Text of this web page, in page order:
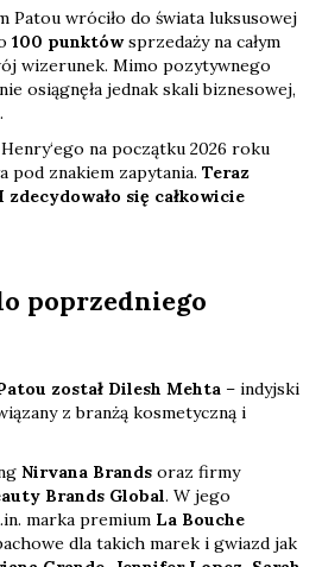
Patou wróciło do świata luksusowej
100 punktówsprzedaży na całym
wizerunek. Mimo pozytywnego
osiągnęła jednak skali biznesowej,
na początku 2026 roku
pod znakiem zapytania. Teraz
się całkowicie
poprzedniego
został Dilesh Mehta – indyjski
z branżą kosmetyczną i
Nirvana Brands oraz firmy
Brands Global. W jego
marka premium La Bouche
dla takich marek i gwiazd jak